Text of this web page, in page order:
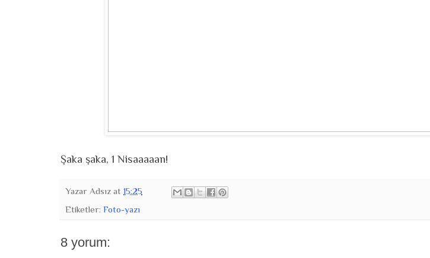
Şaka şaka, 1 Nisaaaaan!
Yazar Adsız at 15:25
Etiketler: Foto-yazı
8 yorum: